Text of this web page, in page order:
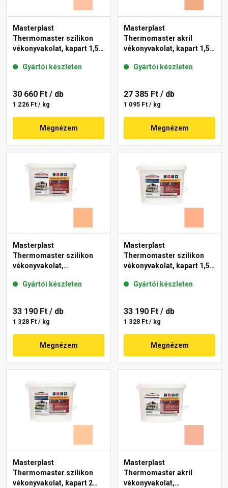
Masterplast
Thermomaster szilikon
vékonyvakolat, kapart 1,5
Gyártói készleten
30 660 Ft / db
1 226 Ft / kg
Megnézem
Masterplast
Thermomaster akril
vékonyvakolat, kapart 1,5
Gyártói készleten
27 385 Ft / db
1 095 Ft / kg
Megnézem
Masterplast
Thermomaster szilikon
vékonyvakolat,
10-C 25 kg
Gyártói készleten
33 190 Ft / db
1 328 Ft / kg
Megnézem
Masterplast
Thermomaster szilikon
vékonyvakolat, kapart 1,5
Gyártói készleten
33 190 Ft / db
1 328 Ft / kg
Megnézem
Masterplast
Thermomaster szilikon
vékonyvakolat, kapart 2
Masterplast
Thermomaster akril
vékonyvakolat,